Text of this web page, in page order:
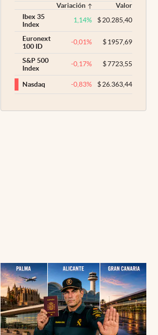
Variación
Valor
Ibex 35
Index
1,14% $20.285,40
Euronext
100 ID
-0,01% $1957,69
S&P 500
Index
-0,17% $7723,55
Nasdaq -0,83% $26.363,44